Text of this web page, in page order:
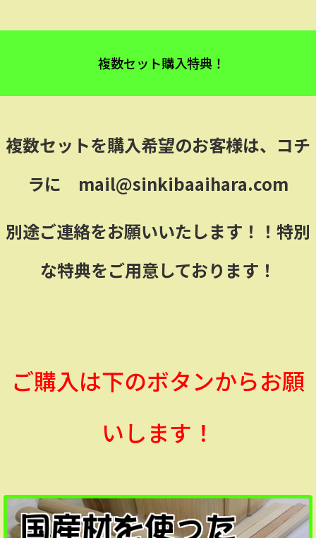
複数セット購入特典！
複数セットを購入希望のお客様は、コチ
ラに mail@sinkibaaihara.com
別途ご連絡をお願いいたします！！特別
な特典をご用意しております！
ご購入は下のボタンからお願
いします！